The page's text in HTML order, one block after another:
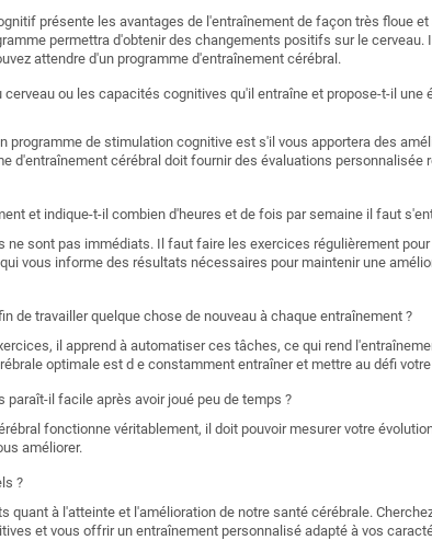
présente les avantages de l'entraînement de façon très floue
permettra d'obtenir des changements positifs sur le
attendre d'un programme d'entraînement cérébral.
ou les capacités cognitives qu'il entraîne et propose-t-il une
programme de stimulation cognitive est s'il vous apportera des
d'entraînement cérébral doit fournir des évaluations
et indique-t-il combien d'heures et de fois par semaine il faut
sont pas immédiats. Il faut faire les exercices régulièrement pour
vous informe des résultats nécessaires pour maintenir une
de travailler quelque chose de nouveau à chaque entraînement ?
il apprend à automatiser ces tâches, ce qui rend
optimale est d e constamment entraîner et mettre au défi
paraît-il facile après avoir joué peu de temps ?
fonctionne véritablement, il doit pouvoir mesurer votre
améliorer.
?
à l'atteinte et l'amélioration de notre santé cérébrale.
et vous offrir un entraînement personnalisé adapté à vos